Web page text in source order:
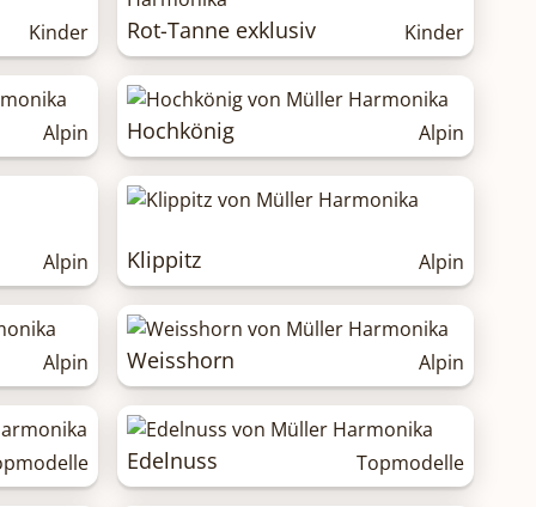
Kinder Rot-Tanne exklusiv Kinder
Alpin Hochkönig Alpin
Alpin Klippitz Alpin
Alpin Weisshorn Alpin
Edelnuss Topmodelle